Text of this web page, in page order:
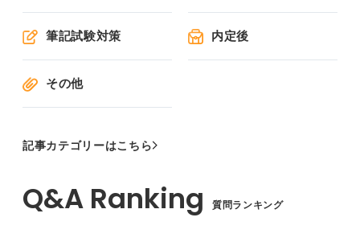
筆記試験対策 内定後
その他
記事カテゴリーはこちら
質問ランキング